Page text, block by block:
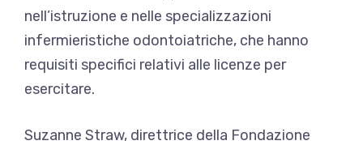
nell’istruzione e nelle specializzazioni
infermieristiche odontoiatriche, che hanno
requisiti specifici relativi alle licenze per
esercitare.
Suzanne Straw, direttrice della Fondazione